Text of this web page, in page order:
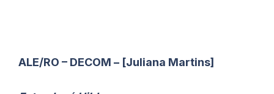
ALE/RO – DECOM – [Juliana Martins]